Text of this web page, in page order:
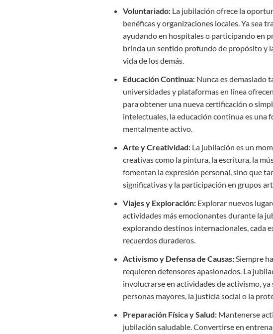
Voluntariado: La jubilación ofrece la
benéficas y organizaciones locales. Ya sea
ayudando en hospitales o participando en
brinda un sentido profundo de propósito y
vida de los demás.
Educación Continua: Nunca es demasiado
universidades y plataformas en línea
para obtener una nueva certificación o
intelectuales, la educación continua es una
mentalmente activo.
Arte y Creatividad: La jubilación es un
creativas como la pintura, la escritura, la
fomentan la expresión personal, sino que
significativas y la participación en grupos
Viajes y Exploración: Explorar nuevos
actividades más emocionantes durante la
explorando destinos internacionales, cada
recuerdos duraderos.
Activismo y Defensa de Causas:Siempre
requieren defensores apasionados. La
involucrarse en actividades de activismo,
personas mayores, la justicia social o la
Preparación Física y Salud: Mantenerse
jubilación saludable. Convertirse en